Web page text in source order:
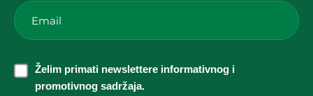
Email
*
Želim
primati
Želim primati newslettere informativnog i
promotivnog sadržaja.